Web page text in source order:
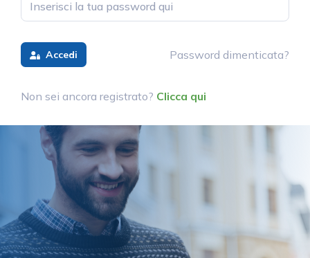
Accedi Password dimenticata?
Non sei ancora registrato? Clicca qui